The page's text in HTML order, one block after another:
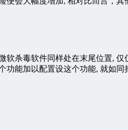
杀毒软件同样处在末尾位置,
能加以配置设这个功能, 就如